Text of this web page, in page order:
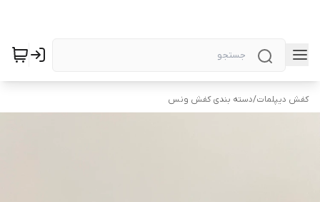
کفش دیپلمات/دسته بندی کفش ونس